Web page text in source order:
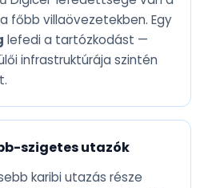
főbb villaövezetekben. Egy
lefedi a tartózkodást —
infrastruktúrája szintén
szigetes utazók
karibi utazás része